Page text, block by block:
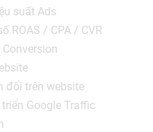
suất Ads
ROAS / CPA / CVR
Conversion
đổi trên website
Google Traffic